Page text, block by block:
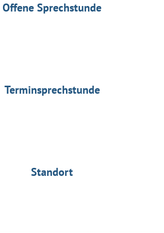
Offene Sprechstunde
Terminsprechstunde
Standort